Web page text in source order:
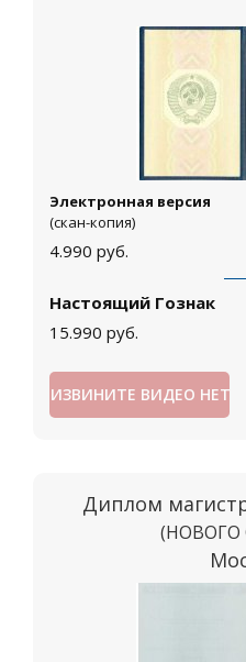
Электронная версия
(скан-копия)
4.990 руб.
Настоящий Гознак
15.990 руб.
ИЗВИНИТЕ ВИДЕО НЕТ
Диплом
(НОВОГО